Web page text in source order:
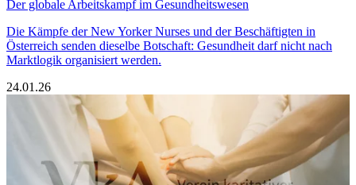
Der globale Arbeitskampf im Gesundheitswesen
Die Kämpfe der New Yorker Nurses und der Beschäftigten in
Österreich senden dieselbe Botschaft: Gesundheit darf nicht nach
Marktlogik organisiert werden.
24.01.26